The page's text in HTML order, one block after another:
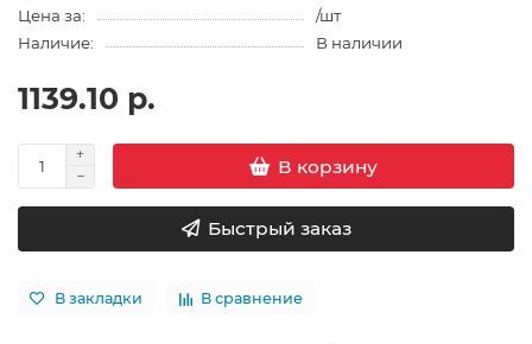
Цена за:
/шт
Наличие:
В наличии
1139.10 р.
В корзину
Быстрый заказ
В закладки В сравнение